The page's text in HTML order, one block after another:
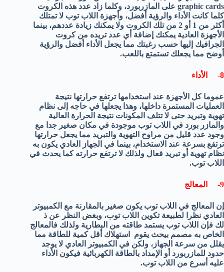
graphic cards على المازربورد، وكلما زاد عدد هذه الكروت
كلما كانت الأداء والرؤية أفضل، وأجهزة اللاب توب لا تمتلك
أكثر من 1 أو 2 من تلك الكروت ولا يمكنك زيادة عددهم، بينما
الأجهزة العادية يمكنك إضافة أي عدد تريده من كروت
الجرافيك إليها حسب رغبتك مما يجعل الأداء أفضل والرؤية
أوضح مما يجعلك تستمتع باللعب.
8- الأداء
عموما كل الأجهزة عند استخدامها ترتفع حرارتها نتيجة
العمليات المستمرة داخلها، وهذا يجعلها في حاجه إلى نظام
تهوية وتبريد حتى لا تتلف المكونات نتيجة الحرارة العالية
والمازر بورد في اللاب توب موجودة في مكان صغير جدا مع
وجود عدد قليل من مراوح التهوية والتبريد مما يجعل حرارتها
ترتفع بسرعة عند الاستخدام، بينما في الجهاز العادي يكون به
نظام تهوية أو تبريد فعال ولذلك لا ترتفع حرارته كما يحدث في
اللاب توب.
9- المعالج
إن المعالج في اللاب توب يكون صغير بالمقارنة مع الكمبيوتر
العادي نظرا لطبيعة تكوين اللاب توب، وبغض النظر عن ذ
لك فإن اللاب توب يستمد طاقته من البطارية ولذلك فالمعالج
الخاص به مصمم بيحث يقوم استهلاك أقل كمية للطاقة مما
يقلل من سرعة الجهاز، ولكن في الكمبيوتر العادي لا يوجد
حدود للمازربورد أو الإمداد بالطاقة الكهربائية فيكون الأداء
عليه أسرع من اللاب توب.